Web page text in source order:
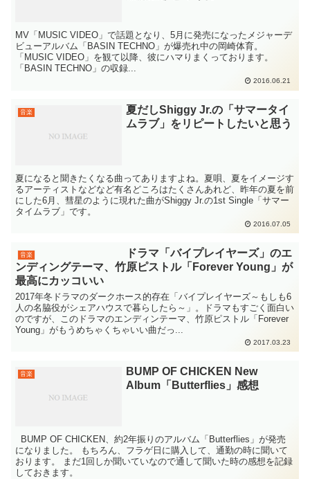
MV「MUSIC VIDEO」で話題となり、5月に発売になったメジャーデ
ビューアルバム「BASIN TECHNO」が爆売れ中の岡崎体育。
「MUSIC VIDEO」を観て以降、彼にハマりまくっております。
「BASIN TECHNO」の収録...
2016.06.21
音楽
夏だしShiggy Jr.の「サマータイ
ムラブ」をリピートしたいと思う
夏になると聞きたくなる曲ってありますよね。夏唄、夏をイメージす
るアーティストなどなど有名どころはたくさんあれど、昨年の夏を前
にした6月、彗星のように現れた曲がShiggy Jr.の1st Single「サマー
タイムラブ」です。
2016.07.05
音楽
ドラマ「バイプレイヤーズ」のエ
ンディングテーマ、竹原ピストル「Forever Young」が
最高にカッコいい
2017年冬ドラマのダークホース的存在「バイプレイヤーズ～もしも6
人の名脇役がシェアハウスで暮らしたら～」。ドラマもすごく面白い
のですが、このドラマのエンディンテーマ、竹原ピストル「Forever
Young」がもうめちゃくちゃいい曲だっ...
2017.03.23
音楽
BUMP OF CHICKEN New
Album「Butterflies」感想
BUMP OF CHICKEN、約2年振りのアルバム「Butterflies」が発売
になりました。 もちろん、フラゲ日に購入して、通勤の時に聞いて
おります。 まだ1回しか聞いていなので通して聞いた時の感想を記録
しておきます。